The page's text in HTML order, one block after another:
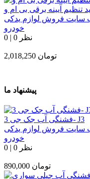
سایت فروش لوازم یدکی
خودرو
0 | 0 نظر
2,018,250 تومان
پیشنهاد ما
فشنگی آب جک جی 3- J3
سایت فروش لوازم یدکی
خودرو
0 | 0 نظر
890,000 تومان